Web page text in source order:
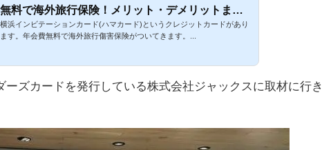
無料で海外旅行保険！メリット・デメリットまと
め
横浜インビテーションカード(ハマカード)というクレジットカードがあり
ます。年会費無料で海外旅行傷害保険がついてきます。...
ーズカードを発行している株式会社ジャックスに取材に行き